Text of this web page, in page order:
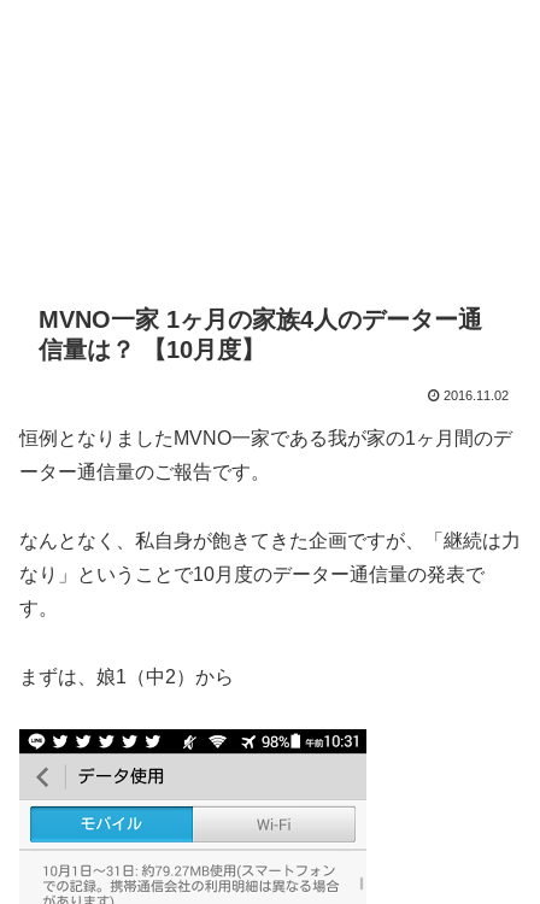
MVNO一家 1ヶ月の家族4人のデーター通
信量は？ 【10月度】
2016.11.02
恒例となりましたMVNO一家である我が家の1ヶ月間のデ
ーター通信量のご報告です。
なんとなく、私自身が飽きてきた企画ですが、「継続は力
なり」ということで10月度のデーター通信量の発表で
す。
まずは、娘1（中2）から